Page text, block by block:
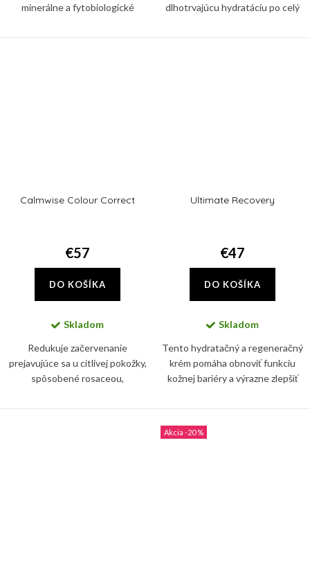
minerálne a fytobiologické
dlhotrvajúcu hydratáciu po celý
Calmwise Colour Correct
€57
DO KOŠÍKA
Skladom
Redukuje začervenanie
prejavujúce sa u citlivej pokožky,
spôsobené rosaceou,
Ultimate Recovery
€47
DO KOŠÍKA
Skladom
Tento hydratačný a regeneračný
krém pomáha obnoviť funkciu
kožnej bariéry a výrazne zlepšiť
pokožke, redukuje...
-20 %